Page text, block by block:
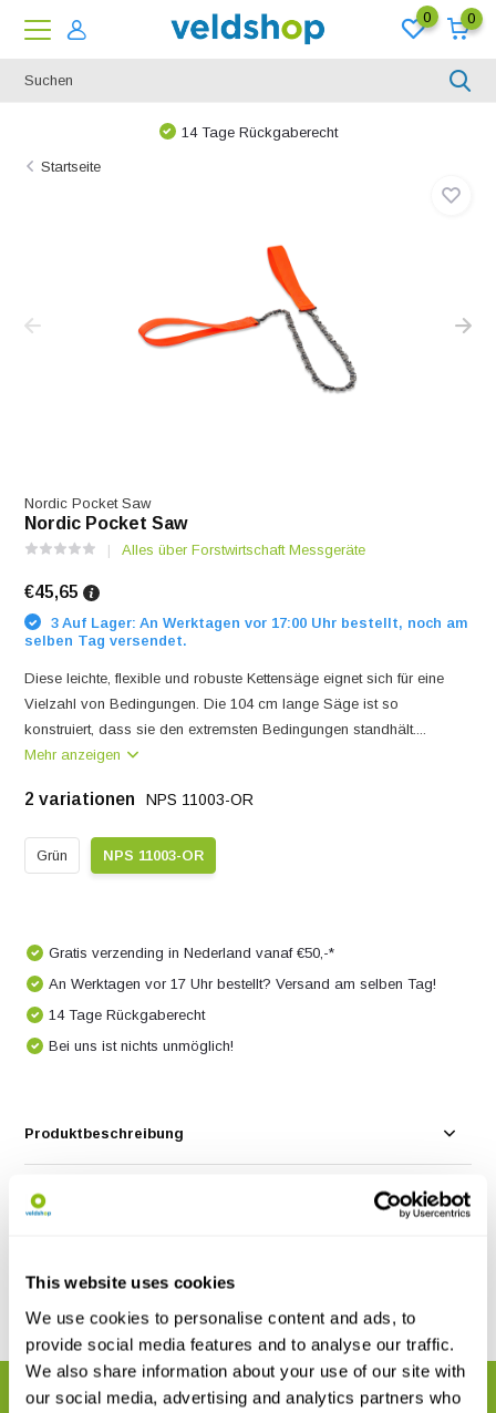
This website uses cookies
We use cookies to personalise content and ads, to
provide social media features and to analyse our traffic.
We also share information about your use of our site with
our social media, advertising and analytics partners who
0 0
14 Tage Rückgaberecht
Startseite
Nordic Pocket Saw
Nordic Pocket Saw
Alles über Forstwirtschaft Messgeräte
€45,65
3 Auf Lager: An Werktagen vor 17:00 Uhr bestellt, noch am
selben Tag versendet.
Diese leichte, flexible und robuste Kettensäge eignet sich für eine
Vielzahl von Bedingungen. Die 104 cm lange Säge ist so
konstruiert, dass sie den extremsten Bedingungen standhält....
Mehr anzeigen
2 variationen NPS 11003-OR
Grün NPS 11003-OR
Gratis verzending in Nederland vanaf €50,-*
An Werktagen vor 17 Uhr bestellt? Versand am selben Tag!
14 Tage Rückgaberecht
Bei uns ist nichts unmöglich!
Produktbeschreibung
Eigenschaften
Teilen
VERWANDTE PRODUKTE